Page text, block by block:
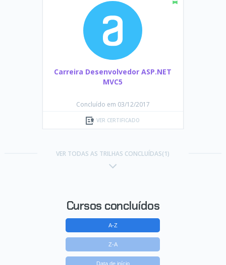
Carreira Desenvolvedor ASP.NET
MVC5
Concluído em 03/12/2017
VER CERTIFICADO
VER TODAS AS TRILHAS CONCLUÍDAS(1)
Cursos concluídos
A-Z
Z-A
Data de início